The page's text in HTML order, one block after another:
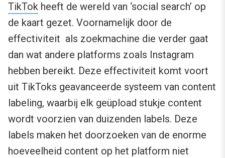
TikTok heeft de wereld van ‘social search’ op
de kaart gezet. Voornamelijk door de
effectiviteit als zoekmachine die verder gaat
dan wat andere platforms zoals Instagram
hebben bereikt. Deze effectiviteit komt voort
uit TikToks geavanceerde systeem van content
labeling, waarbij elk geüpload stukje content
wordt voorzien van duizenden labels. Deze
labels maken het doorzoeken van de enorme
hoeveelheid content op het platform niet